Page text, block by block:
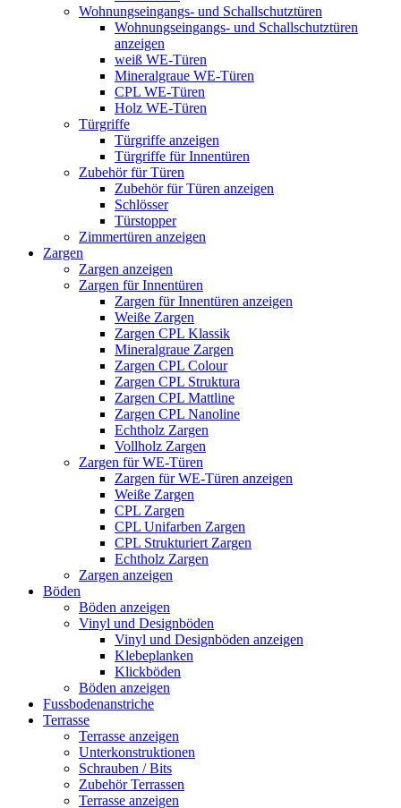
Wohnungseingangs- und Schallschutztüren
Wohnungseingangs- und Schallschutztüren
anzeigen
weiß WE-Türen
Mineralgraue WE-Türen
CPL WE-Türen
Holz WE-Türen
Türgriffe
Türgriffe anzeigen
Türgriffe für Innentüren
Zubehör für Türen
Zubehör für Türen anzeigen
Schlösser
Türstopper
Zimmertüren anzeigen
Zargen
Zargen anzeigen
Zargen für Innentüren
Zargen für Innentüren anzeigen
Weiße Zargen
Zargen CPL Klassik
Mineralgraue Zargen
Zargen CPL Colour
Zargen CPL Struktura
Zargen CPL Mattline
Zargen CPL Nanoline
Echtholz Zargen
Vollholz Zargen
Zargen für WE-Türen
Zargen für WE-Türen anzeigen
Weiße Zargen
CPL Zargen
CPL Unifarben Zargen
CPL Strukturiert Zargen
Echtholz Zargen
Zargen anzeigen
Böden
Böden anzeigen
Vinyl und Designböden
Vinyl und Designböden anzeigen
Klebeplanken
Klickböden
Böden anzeigen
Fussbodenanstriche
Terrasse
Terrasse anzeigen
Unterkonstruktionen
Schrauben / Bits
Zubehör Terrassen
Terrasse anzeigen